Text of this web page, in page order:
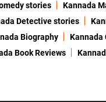
stories
Kannada
Detective stories
Biography
Kannada
Book Reviews